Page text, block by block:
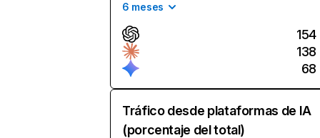
6 meses
154
138
68
Tráfico desde plataformas de IA
(porcentaje del total)